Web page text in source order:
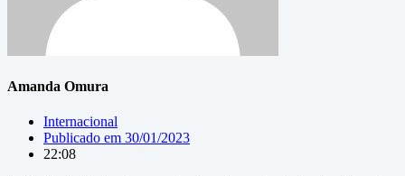
Amanda Omura
Internacional
Publicado em 30/01/2023
22:08